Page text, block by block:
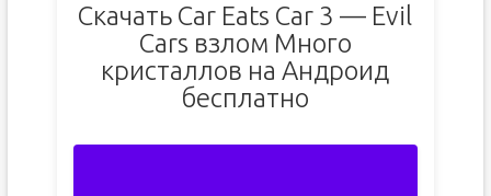
Скачать Car Eats Car 3 — Evil
Cars взлом Много
кристаллов на Андроид
бесплатно